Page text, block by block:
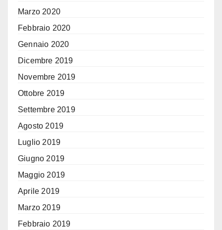
Marzo 2020
Febbraio 2020
Gennaio 2020
Dicembre 2019
Novembre 2019
Ottobre 2019
Settembre 2019
Agosto 2019
Luglio 2019
Giugno 2019
Maggio 2019
Aprile 2019
Marzo 2019
Febbraio 2019